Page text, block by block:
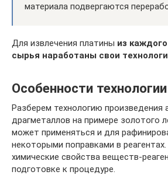
материала подвергаются
Для извлечения платины из
сырья наработаны свои
Особенности технологии
Разберем технологию произведения
драгметаллов на примере золотого
может применяться и для
некоторыми поправками в
химические свойства веществ-
подготовке к процедуре.